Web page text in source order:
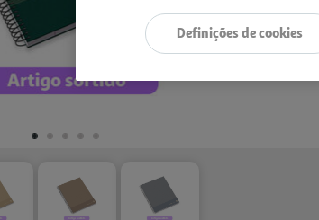
Definições de cookies